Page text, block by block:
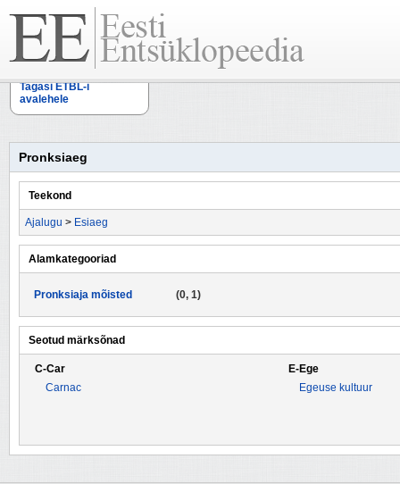
Tagasi ETBL-i
avalehele
Pronksiaeg
Teekond
Ajalugu > Esiaeg
Alamkategooriad
(0, 1)
Pronksiaja mõisted
Seotud märksõnad
C-Car
Carnac
E-Ege
Egeuse kultuur